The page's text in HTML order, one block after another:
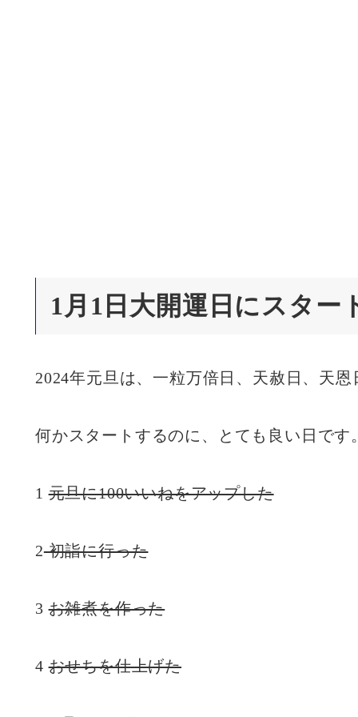
1月1日大開運日にスター
2024年元旦は、一粒万倍日、天赦日、天恩
何かスタートするのに、とても良い日です。
1元旦に100いいねをアップした
2初詣に行った
3お雑煮を作った
4おせちを仕上げた